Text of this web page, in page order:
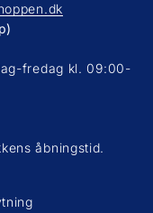
fredag kl. 09:00-
åbningstid.